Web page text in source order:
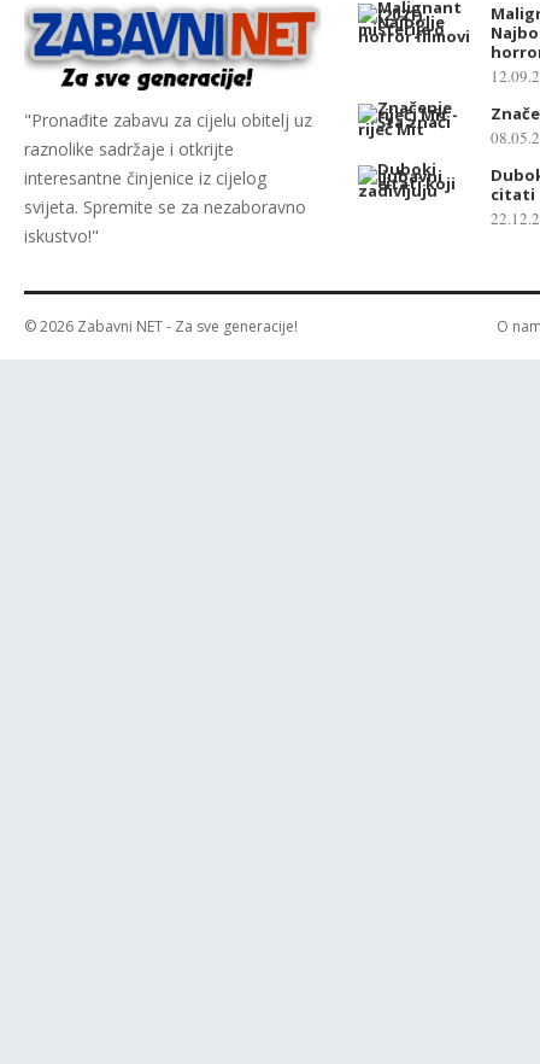
"Pronađite zabavu za cijelu obitelj uz
raznolike sadržaje i otkrijte
interesantne činjenice iz cijelog
svijeta. Spremite se za nezaboravno
iskustvo!"
citati
© 2026 Zabavni NET- Za sve generacije! O